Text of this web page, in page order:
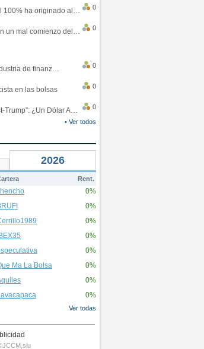
Se da una señal que el 100% ha originado alzas en las bolsas
0
4 Señales que sugieren un mal comienzo del 3T de la economía EEUU
0
Los ciberataques sobre la industria de finanzas se han duplicado este año
0
en las bolsas
0
Monedas y Efecto “post-Trump”: ¿Un Dólar Americano operando en rangos?
0
• Ver todos
2026
Rent.
0%
0%
0%
IBEX35 0%
0%
Ma La Bolsa 0%
0%
0%
Ver todas